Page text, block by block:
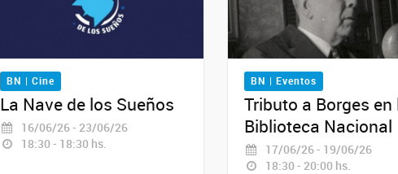
BN | Cine
La Nave de los Sueños
16/06/26 - 23/06/26
18:30 - 18:30 hs.
BN | Eventos
Tributo a Borges en
Biblioteca Nacional
17/06/26 - 19/06/26
18:30 - 20:00 hs.